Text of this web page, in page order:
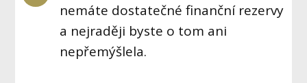
nemáte dostatečné finanční rezervy
a nejraději byste o tom ani
nepřemýšlela.